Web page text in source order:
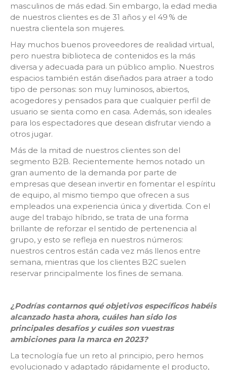
masculinos de más edad. Sin embargo, la edad media
de nuestros clientes es de 31 años y el 49 % de
nuestra clientela son mujeres.
Hay muchos buenos proveedores de realidad virtual,
pero nuestra biblioteca de contenidos es la más
diversa y adecuada para un público amplio. Nuestros
espacios también están diseñados para atraer a todo
tipo de personas: son muy luminosos, abiertos,
acogedores y pensados para que cualquier perfil de
usuario se sienta como en casa. Además, son ideales
para los espectadores que desean disfrutar viendo a
otros jugar.
Más de la mitad de nuestros clientes son del
segmento B2B. Recientemente hemos notado un
gran aumento de la demanda por parte de
empresas que desean invertir en fomentar el espíritu
de equipo, al mismo tiempo que ofrecen a sus
empleados una experiencia única y divertida. Con el
auge del trabajo híbrido, se trata de una forma
brillante de reforzar el sentido de pertenencia al
grupo, y esto se refleja en nuestros números:
nuestros centros están cada vez más llenos entre
semana, mientras que los clientes B2C suelen
reservar principalmente los fines de semana.
¿Podrías contarnos qué objetivos específicos habéis
alcanzado hasta ahora, cuáles han sido los
principales desafíos y cuáles son vuestras
ambiciones para la marca en 2023?
La tecnología fue un reto al principio, pero hemos
evolucionado y adaptado rápidamente el producto,